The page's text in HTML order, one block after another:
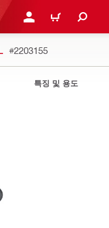
로그인 또는 회원가입
장바구니
#2203155
특징 및 용도